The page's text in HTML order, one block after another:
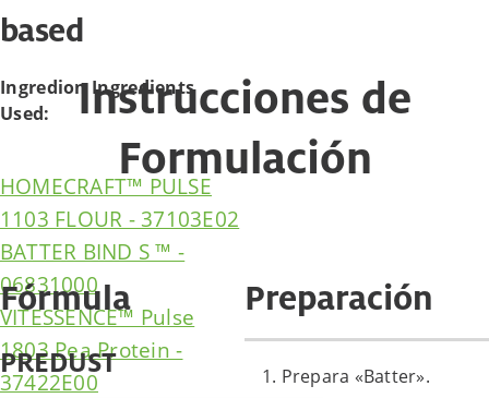
based
Ingredion Ingredients
Used:
HOMECRAFT™ PULSE
1103 FLOUR - 37103E02
BATTER BIND S ™ -
06831000
VITESSENCE™ Pulse
1803 Pea Protein -
37422E00
Instrucciones de
Formulación
Fórmula
PREDUST
Preparación
1. Prepara «Batter».